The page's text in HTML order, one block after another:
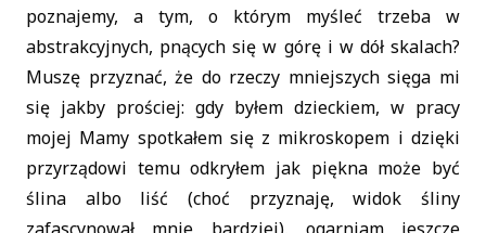
poznajemy, a tym, o którym myśleć trzeba w
abstrakcyjnych, pnących się w górę i w dół skalach?
Muszę przyznać, że do rzeczy mniejszych sięga mi
się jakby prościej: gdy byłem dzieckiem, w pracy
mojej Mamy spotkałem się z mikroskopem i dzięki
przyrządowi temu odkryłem jak piękna może być
ślina albo liść (choć przyznaję, widok śliny